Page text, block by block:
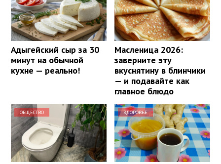
Адыгейский сыр за 30
минут на обычной
кухне — реально!
Масленица 2026:
заверните эту
вкуснятину в блинчики
— и подавайте как
главное блюдо
ОБЩЕСТВО ЗДОРОВЬЕ